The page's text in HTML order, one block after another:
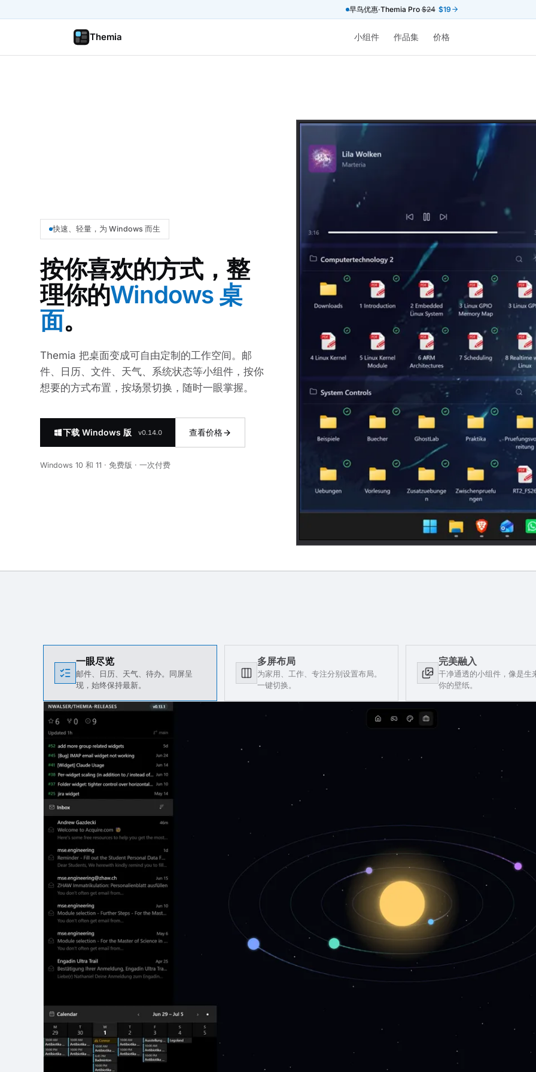
早鸟优惠·Themia Pro$24 $19
Themia 小组件 作品集 价格
快速、轻量，为 Windows 而生
按你喜欢的方式，整
理你的Windows 桌
面。
Themia 把桌面变成可自由定制的工作空间。邮
件、日历、文件、天气、系统状态等小组件，按你
想要的方式布置，按场景切换，随时一眼掌握。
下载 Windows 版 v0.14.0 查看价格
Windows 10 和 11 · 免费版 · 一次付费
一眼尽览
邮件、日历、天气、待办。同屏呈
现，始终保持最新。
多屏布局
为家用、工作、专注分别设置布局。
一键切换。
完美融入
干净通透的小组件，像是生
你的壁纸。